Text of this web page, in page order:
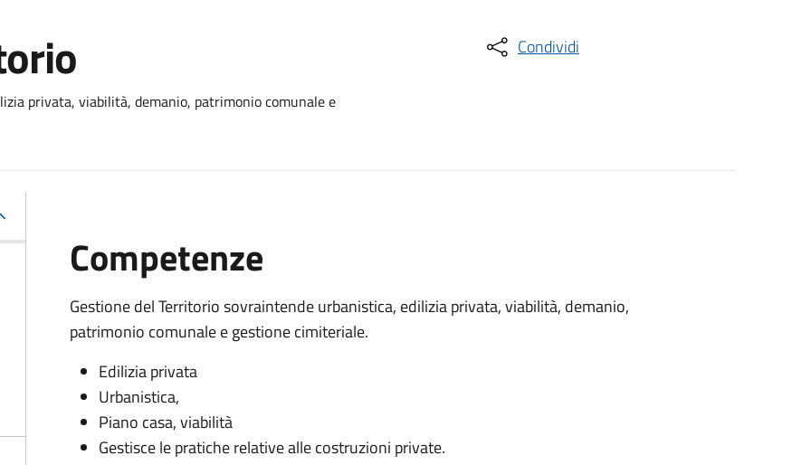
privata, viabilità, demanio, patrimonio comunale e
Condividi
Competenze
Gestione del Territorio sovraintende urbanistica, edilizia privata, viabilità, demanio,
patrimonio comunale e gestione cimiteriale.
Edilizia privata
Urbanistica,
Piano casa, viabilità
Gestisce le pratiche relative alle costruzioni private.